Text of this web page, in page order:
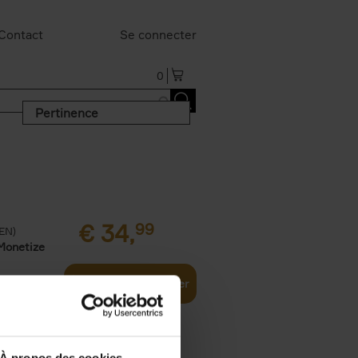
Se connecter
0
Pertinence
€ 34,99
Ajouter au panier